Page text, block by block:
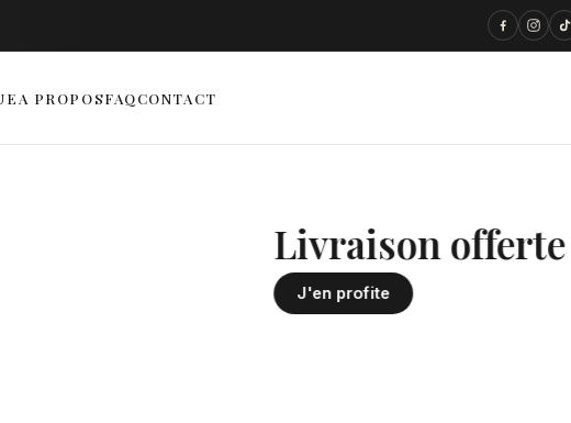
A PROPOSFAQCONTACT
Tunisie, livraison rapide
Livraison offerte des 99